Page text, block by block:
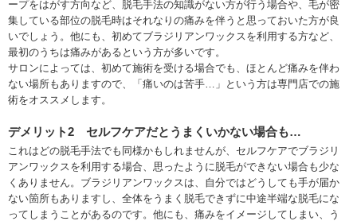
ープをはがす方向など、脱毛手法の知識がない方が行う場合や、毛が密
集している部位の脱毛時はそれなりの痛みを伴うと思っておいた方が良
いでしょう。他にも、初めてブラジリアンワックスを利用する方など、
最初のうちは痛みがあるという方が多いです。
サロンによっては、初めて施術を受ける場合でも、ほとんど痛みを伴わ
ない場所もありますので、「痛いのは苦手…」という方は専門店での施
術をオススメします。
デメリット2 セルフケアだとうまくいかない場合も…
これはどの脱毛手法でも同様かもしれませんが、セルフケアでブラジリ
アンワックスを利用する場合、思ったように脱毛ができない場合も少な
くありません。ブラジリアンワックスは、自分ではどうしても手が届か
ない箇所もありますし、全体をうまく脱毛できずに中途半端な脱毛にな
ってしまうことがあるのです。他にも、痛みをイメージしてしまい、う